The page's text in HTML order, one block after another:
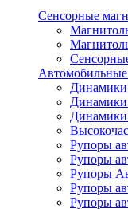
Сенсорные
Рупоры
Рупоры
Рупоры
Рупоры
Рупоры